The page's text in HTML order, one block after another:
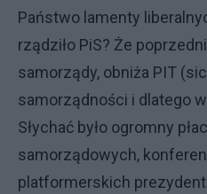
Państwo lamenty
rządziło PiS? Że
samorządy, obniża PIT
samorządności i dlatego
Słychać było ogromny
samorządowych,
platformerskich